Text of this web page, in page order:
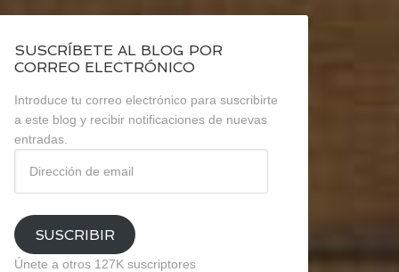
SUSCRÍBETE AL BLOG POR
CORREO ELECTRÓNICO
Introduce tu correo electrónico para suscribirte
a este blog y recibir notificaciones de nuevas
entradas.
email
SUSCRIBIR
Únete a otros 127K suscriptores